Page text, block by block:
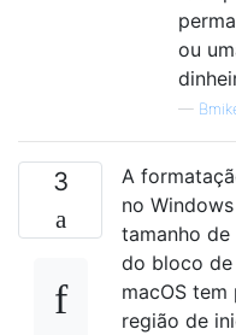
ou
—
3
A
no
tamanho
do bloco de
macOS
região de